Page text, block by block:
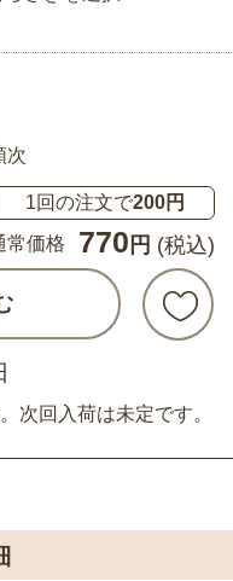
次
1回の注文で200円
常価格
770 円 (税込)
次回入荷は未定です。